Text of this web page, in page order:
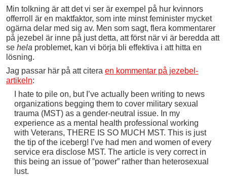
Min tolkning är att det vi ser är exempel på hur kvinnors
offerroll är en maktfaktor, som inte minst feminister mycket
ogärna delar med sig av. Men som sagt, flera kommentarer
på jezebel är inne på just detta, att först när vi är beredda att
se hela problemet, kan vi börja bli effektiva i att hitta en
lösning.
Jag passar här på att citera en kommentar på jezebel-
artikeln:
I hate to pile on, but I’ve actually been writing to news
organizations begging them to cover military sexual
trauma (MST) as a gender-neutral issue. In my
experience as a mental health professional working
with Veterans, THERE IS SO MUCH MST. This is just
the tip of the iceberg! I’ve had men and women of every
service era disclose MST. The article is very correct in
this being an issue of ”power” rather than heterosexual
lust.